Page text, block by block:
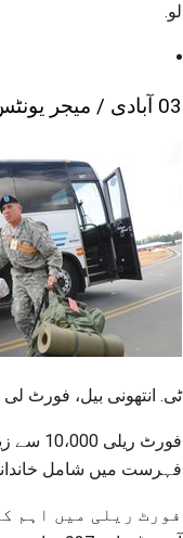
لو.
03 آبادی / میجر یونٹس کو تفویض
ٹی. انتھونی بیل، فورٹ
فہرست میں شامل خاندانی ارکان 12،020؛ ریٹائرز 16،249 (فوج 5،860 اور دیگر خدمات